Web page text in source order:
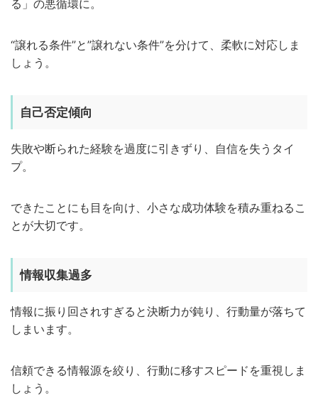
る」の悪循環に。
“譲れる条件”と”譲れない条件”を分けて、柔軟に対応しま
しょう。
自己否定傾向
失敗や断られた経験を過度に引きずり、自信を失うタイ
プ。
できたことにも目を向け、小さな成功体験を積み重ねるこ
とが大切です。
情報収集過多
情報に振り回されすぎると決断力が鈍り、行動量が落ちて
しまいます。
信頼できる情報源を絞り、行動に移すスピードを重視しま
しょう。